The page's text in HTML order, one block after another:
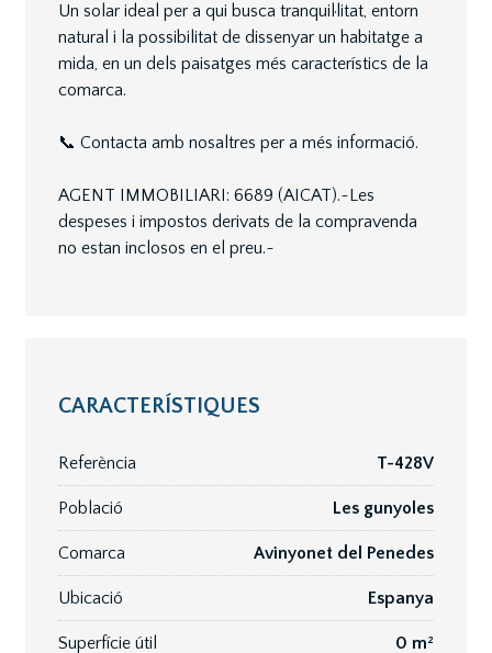
Un solar ideal per a qui busca tranquil·litat, entorn
natural i la possibilitat de dissenyar un habitatge a
mida, en un dels paisatges més característics de la
comarca.
📞 Contacta amb nosaltres per a més informació.
AGENT IMMOBILIARI: 6689 (AICAT).~Les
despeses i impostos derivats de la compravenda
no estan inclosos en el preu.~
CARACTERÍSTIQUES
Referència T-428V
Població Les gunyoles
Comarca Avinyonet del Penedes
Ubicació Espanya
Superfície útil 0 m²